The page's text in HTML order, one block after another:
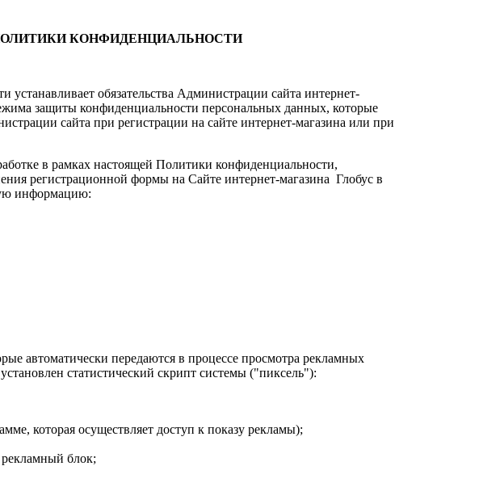
КОНФИДЕНЦИАЛЬНОСТИ
обязательства Администрации сайта интернет-
защиты конфиденциальности персональных данных, которые
сайта при регистрации на сайте интернет-магазина или при
в рамках настоящей Политики конфиденциальности,
регистрационной формы на Сайте интернет-магазина Глобус в
информацию:
автоматически передаются в процессе просмотра рекламных
статистический скрипт системы ("пиксель"):
которая осуществляет доступ к показу рекламы);
блок;